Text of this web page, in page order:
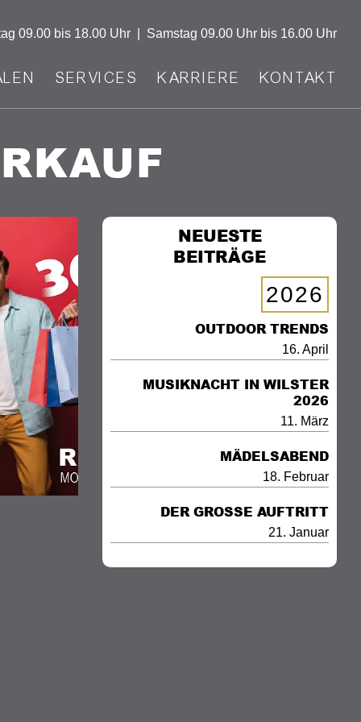
09.00 bis 18.00 Uhr Samstag 09.00 Uhr bis 16.00 Uhr
SERVICES KARRIERE KONTAKT
NEUESTE
BEITRÄGE
2026
OUTDOOR TRENDS
16. April
MUSIKNACHT IN WILSTER
2026
11. März
MÄDELSABEND
18. Februar
DER GROSSE AUFTRITT
21. Januar